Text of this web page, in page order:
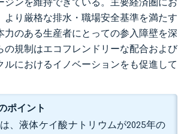
より厳格な排水・職場安全基準を満たす
力のある生産者にとっての参入障壁を深
の規制はエコフレンドリーな配合および
ルにおけるイノベーションをも促進して
ポイント
、液体ケイ酸ナトリウムが2025年の